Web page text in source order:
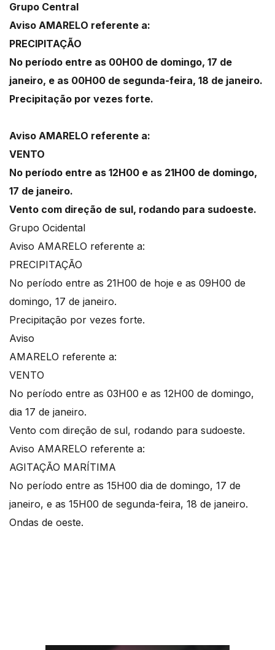
Grupo Central
Aviso AMARELO referente a:
PRECIPITAÇÃO
No período entre as 00H00 de domingo, 17 de
janeiro, e as 00H00 de segunda-feira, 18 de janeiro.
Precipitação por vezes forte.
Aviso AMARELO referente a:
VENTO
No período entre as 12H00 e as 21H00 de domingo,
17 de janeiro.
Vento com direção de sul, rodando para sudoeste.
Grupo Ocidental
Aviso AMARELO referente a:
PRECIPITAÇÃO
No período entre as 21H00 de hoje e as 09H00 de
domingo, 17 de janeiro.
Precipitação por vezes forte.
Aviso
AMARELO referente a:
VENTO
No período entre as 03H00 e as 12H00 de domingo,
dia 17 de janeiro.
Vento com direção de sul, rodando para sudoeste.
Aviso AMARELO referente a:
AGITAÇÃO MARÍTIMA
No período entre as 15H00 dia de domingo, 17 de
janeiro, e as 15H00 de segunda-feira, 18 de janeiro.
Ondas de oeste.